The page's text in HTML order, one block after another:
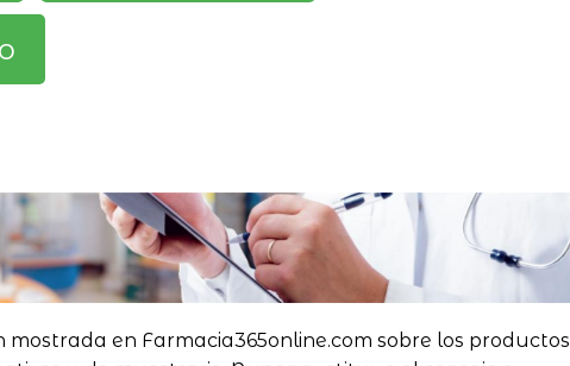
mostrada en Farmacia365online.com sobre los productos